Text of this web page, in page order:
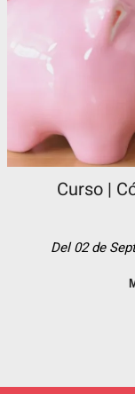
Curso |
Del 02 de